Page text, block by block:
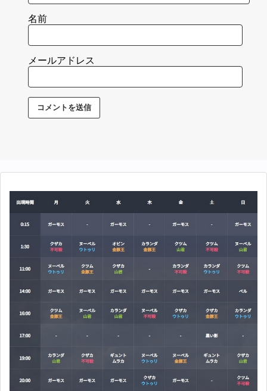
名前
メールアドレス